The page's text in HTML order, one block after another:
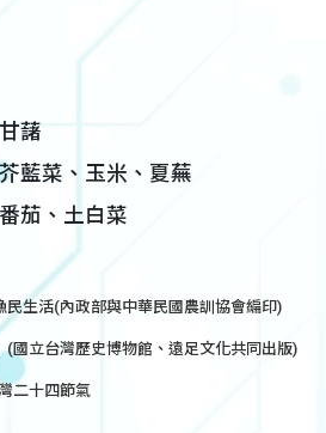
藷
藍菜、玉米、夏蕪
茄、土白菜
民生活(內政部與中華民國農訓協會編印)
(國立台灣歷史博物館、遠足文化共同出版)
二十四節氣